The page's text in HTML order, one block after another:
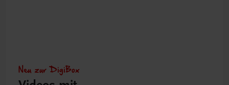
Neu zur DigiBox